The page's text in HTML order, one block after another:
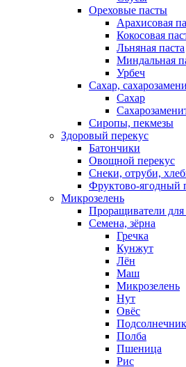
Ореховые пасты
Арахисовая
Кокосовая
Льняная паста
Миндальная
Урбеч
Сахар,
Сахар
Сиропы, пекмезы
Здоровый перекус
Батончики
Овощной перекус
Снеки, отруби,
Фруктово-ягодный
Микрозелень
Проращиватели для
Семена, зёрна
Гречка
Кунжут
Лён
Маш
Микрозелень
Нут
Овёс
Подсолнечник
Полба
Пшеница
Рис